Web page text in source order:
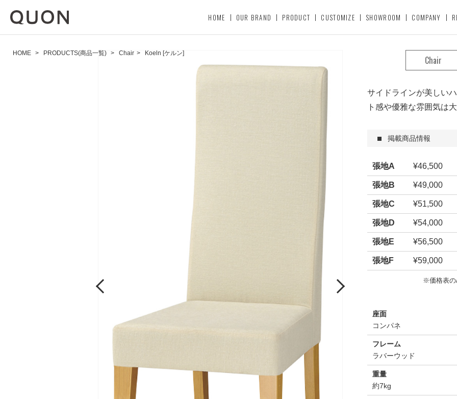
HOME OUR BRAND PRODUCT CUSTOMIZE SHOWROOM COMPANY
HOME > PRODUCTS(商品一覧) > Chair > Koeln [ケルン]
Previous Next
Chair
サイドラインが美しい
ト感や優雅な雰囲気は
掲載商品情報
張地A ¥46,500
張地B ¥49,000
張地C ¥51,500
張地D ¥54,000
張地E ¥56,500
張地F ¥59,000
※価格表の
座面
コンパネ
フレーム
ラバーウッド
重量
約7kg